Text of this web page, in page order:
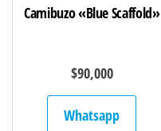
Camibuzo «Blue Scaffold»
$90,000
Whatsapp